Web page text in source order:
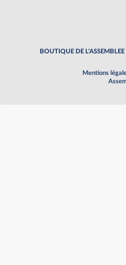
BOUTIQUE DE L'ASSEMBLEE
Mentions